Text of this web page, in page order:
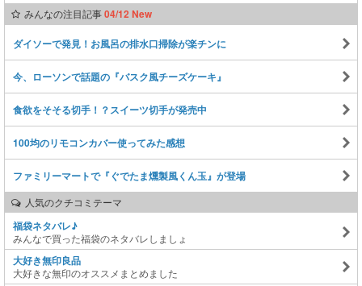
みんなの注目記事04/12 New
ダイソーで発見！お風呂の排水口掃除が楽チンに
今、ローソンで話題の『バスク風チーズケーキ』
食欲をそそる切手！？スイーツ切手が発売中
100均のリモコンカバー使ってみた感想
ファミリーマートで『ぐでたま燻製風くん玉』が登場
人気のクチコミテーマ
福袋ネタバレ♪
みんなで買った福袋のネタバレしましょ
大好き無印良品
大好きな無印のオススメまとめました